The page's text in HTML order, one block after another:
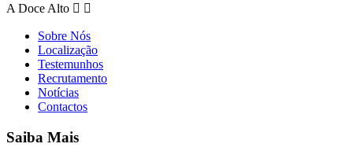
A Doce Alto  
Sobre Nós
Localização
Testemunhos
Recrutamento
Notícias
Contactos
Saiba Mais